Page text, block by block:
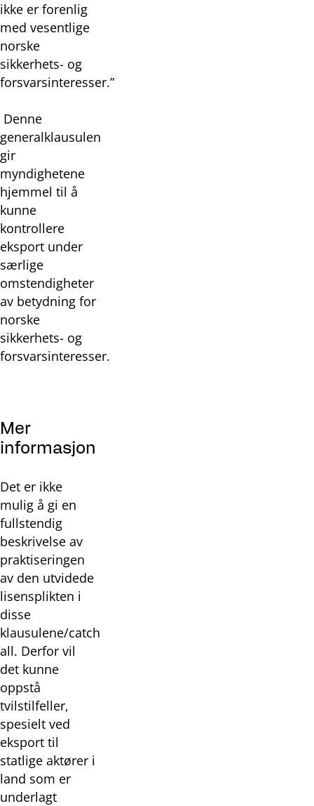
ikke er forenlig
med vesentlige
norske
sikkerhets- og
forsvarsinteresser.”
Denne
generalklausulen
gir
myndighetene
hjemmel til å
kunne
kontrollere
eksport under
særlige
omstendigheter
av betydning for
norske
sikkerhets- og
forsvarsinteresser.
Mer
informasjon
Det er ikke
mulig å gi en
fullstendig
beskrivelse av
praktiseringen
av den utvidede
lisensplikten i
disse
klausulene/catch
all. Derfor vil
det kunne
oppstå
tvilstilfeller,
spesielt ved
eksport til
statlige aktører i
land som er
underlagt